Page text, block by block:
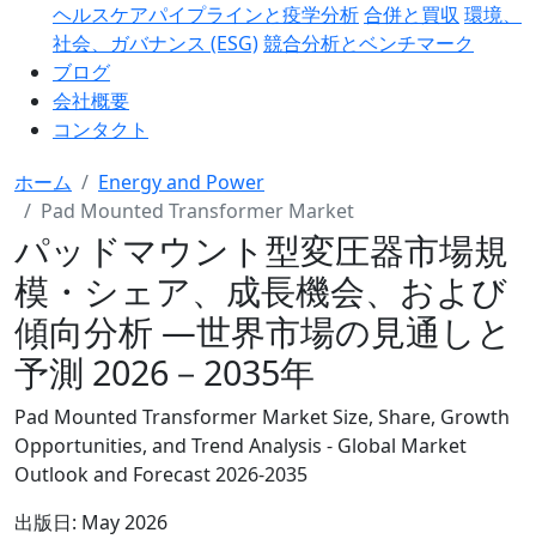
ヘルスケアパイプラインと疫学分析合併と買収 環境、
社会、ガバナンス (ESG)競合分析とベンチマーク
ブログ
会社概要
コンタクト
ホーム
Energy and Power
Pad Mounted Transformer Market
パッドマウント型変圧器市場規
模・シェア、成長機会、および
傾向分析 ―世界市場の見通しと
予測 2026－2035年
Pad Mounted Transformer Market Size, Share, Growth
Opportunities, and Trend Analysis - Global Market
Outlook and Forecast 2026-2035
出版日: May 2026